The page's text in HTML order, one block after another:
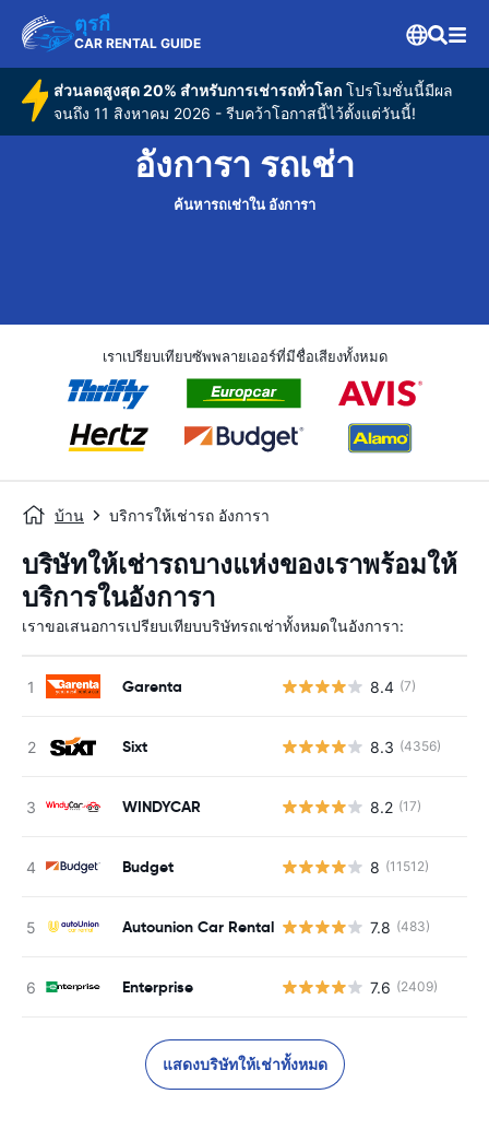
ตุรกี
CAR RENTAL GUIDE
ส่วนลดสูงสุด 20% สำหรับการเช่ารถทั่วโลกโปรโมชั่นนี้มีผล
จนถึง 11 สิงหาคม 2026 - รีบคว้าโอกาสนี้ไว้ตั้งแต่วันนี้!
อังการา รถเช่า
ค้นหารถเช่าใน อังการา
เราเปรียบเทียบซัพพลายเออร์ที่มีชื่อเสียงทั้งหมด
บ้าน บริการให้เช่ารถ อังการา
บริษัทให้เช่ารถบางแห่งของเราพร้อมให้
บริการในอังการา
เราขอเสนอการเปรียบเทียบบริษัทรถเช่าทั้งหมดในอังการา:
Garenta 8.4 (7)
Sixt 8.3 (4356)
WINDYCAR 8.2 (17)
Budget 8 (11512)
Autounion Car Rental 7.8 (483)
Enterprise 7.6 (2409)
แสดงบริษัทให้เช่าทั้งหมด